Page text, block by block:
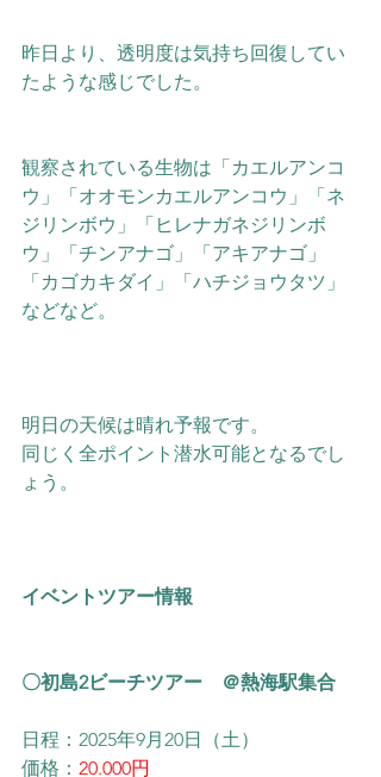
昨日より、透明度は気持ち回復してい
たような感じでした。
観察されている生物は「カエルアンコ
ウ」「オオモンカエルアンコウ」「ネ
ジリンボウ」「ヒレナガネジリンボ
ウ」「チンアナゴ」「アキアナゴ」
「カゴカキダイ」「ハチジョウタツ」
などなど。
明日の天候は晴れ予報です。
同じく全ポイント潜水可能となるでし
ょう。
イベントツアー情報
〇初島2ビーチツアー　＠熱海駅集合
日程：2025年9月20日（土）
価格： 20.000円